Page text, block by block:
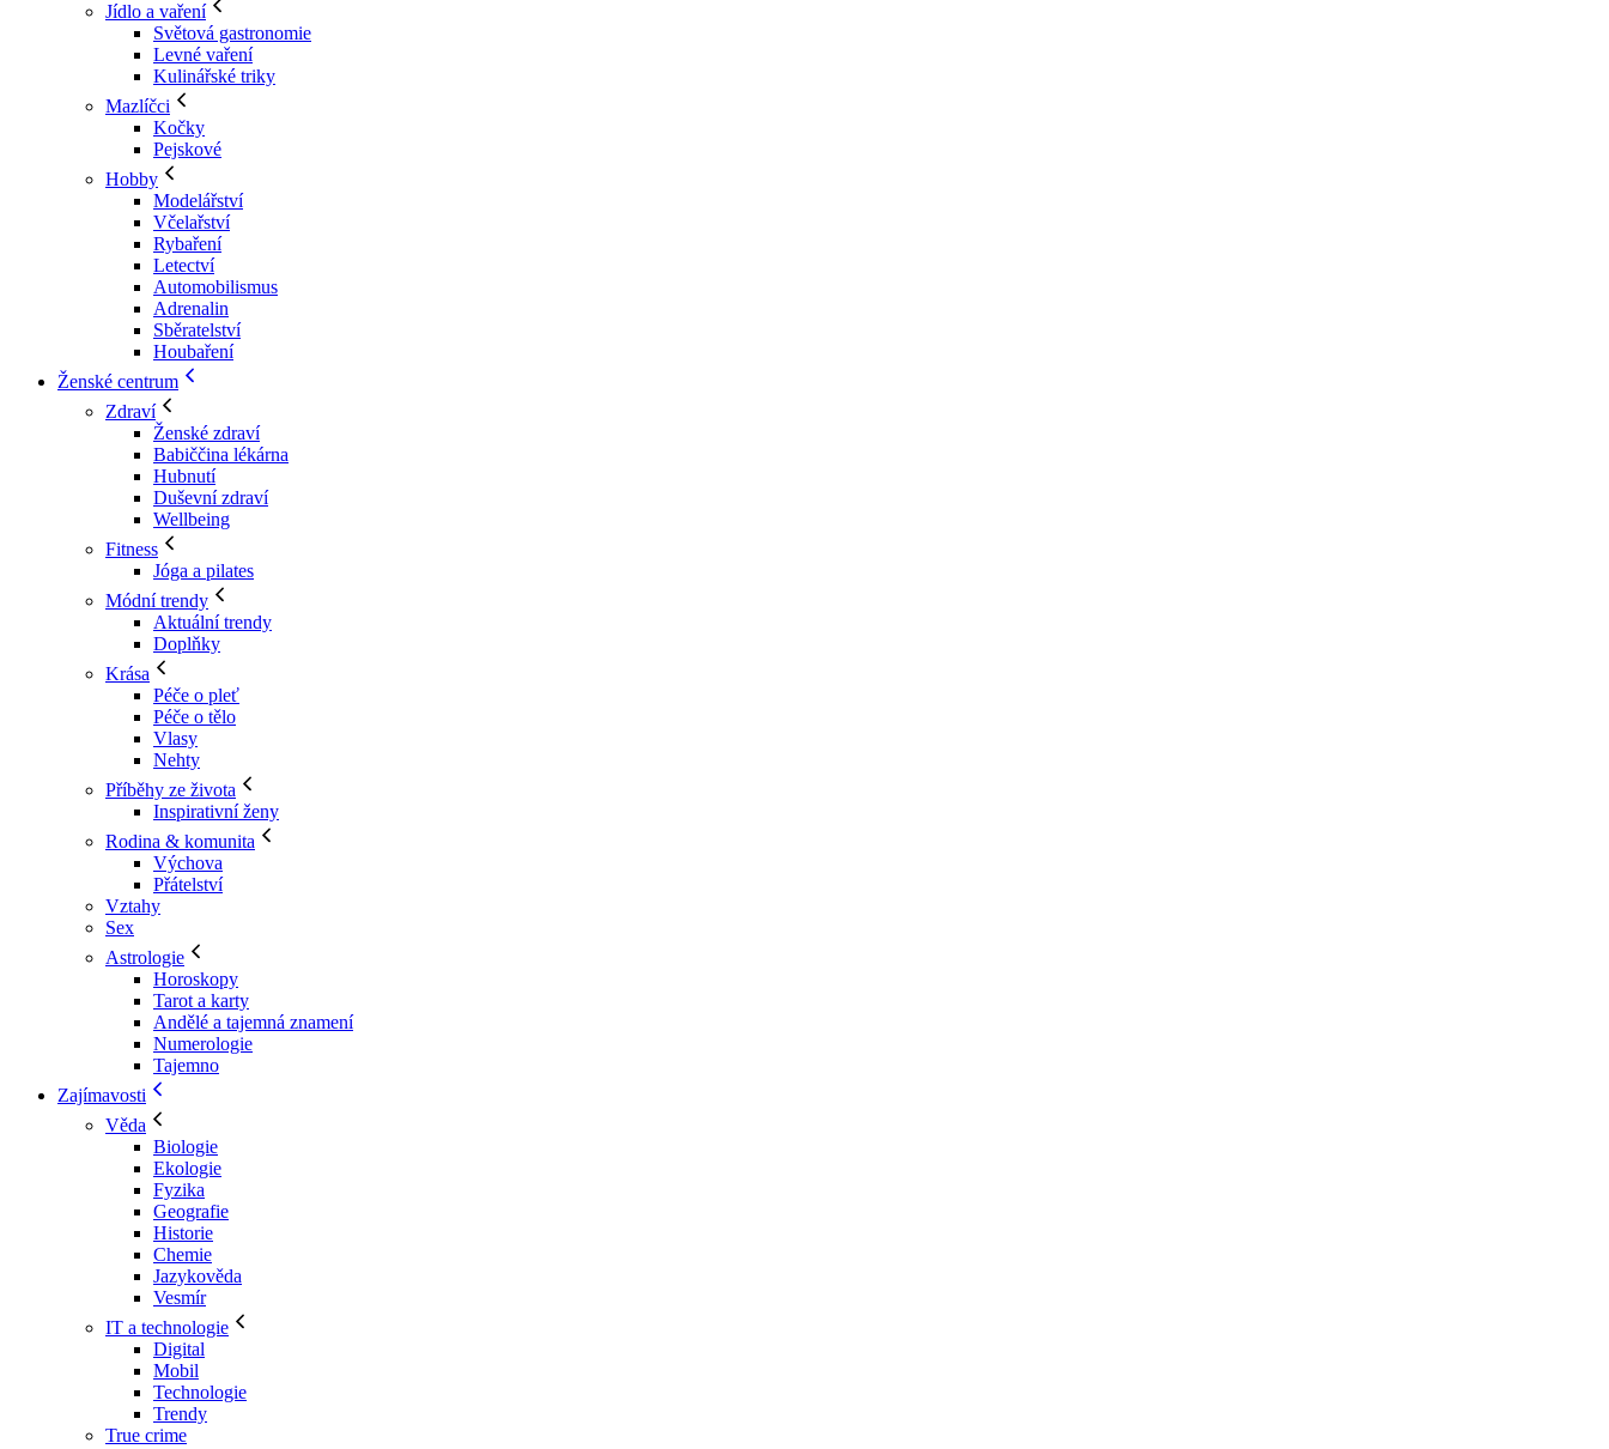
Jídlo a vaření
Světová gastronomie
Levné vaření
Kulinářské triky
Mazlíčci
Kočky
Pejskové
Hobby
Modelářství
Včelařství
Rybaření
Letectví
Automobilismus
Adrenalin
Sběratelství
Houbaření
Ženské centrum
Zdraví
Ženské zdraví
Babiččina lékárna
Hubnutí
Duševní zdraví
Wellbeing
Fitness
Jóga a pilates
Módní trendy
Aktuální trendy
Doplňky
Krása
Péče o pleť
Péče o tělo
Vlasy
Nehty
Příběhy ze života
Inspirativní ženy
Rodina & komunita
Výchova
Přátelství
Vztahy
Sex
Astrologie
Horoskopy
Tarot a karty
Andělé a tajemná znamení
Numerologie
Tajemno
Zajímavosti
Věda
Biologie
Ekologie
Fyzika
Geografie
Historie
Chemie
Jazykověda
Vesmír
IT a technologie
Digital
Mobil
Technologie
Trendy
True crime